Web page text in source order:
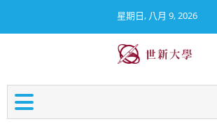
星期日, 八月 9, 2026